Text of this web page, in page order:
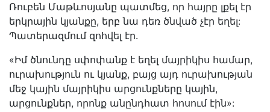
Ռուբեն Մաթևոսյանը պատմեց, որ հայրը լքել էր
երկրային կյանքը, երբ նա դեռ ծնված չէր եղել:
Պատերազմում զոհվել էր.
«Իմ ծնունդը սփոփանք է եղել մայրիկիս համար,
ուրախություն ու կյանք, բայց այդ ուրախության
մեջ կային մայրիկիս արցունքները կային,
արցունքներ, որոնք անընդհատ հոսում էին»: